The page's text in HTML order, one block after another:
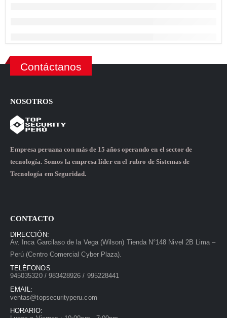
Contáctanos
NOSOTROS
Empresa peruana con más de 15 años operando en el sector de
tecnología. Somos la empresa líder en el rubro de Sistemas de
Tecnología em Seguridad.
CONTACTO
DIRECCIÓN:
Av. Inca Garcilaso de la Vega (Wilson) Tienda N°148 Nivel 2B Lima –
Perú (Centro Comercial Cyber Plaza).
TELÉFONOS
945035320 / 983428926 / 995228441
EMAIL:
ventas@topsecurityperu.com
HORARIO: